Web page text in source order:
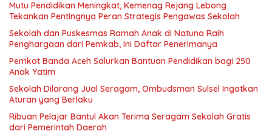
Mutu Pendidikan Meningkat, Kemenag Rejang Lebong
Tekankan Pentingnya Peran Strategis Pengawas Sekolah
Sekolah dan Puskesmas Ramah Anak di Natuna Raih
Penghargaan dari Pemkab, Ini Daftar Penerimanya
Pemkot Banda Aceh Salurkan Bantuan Pendidikan bagi 250
Anak Yatim
Sekolah Dilarang Jual Seragam, Ombudsman Sulsel Ingatkan
Aturan yang Berlaku
Ribuan Pelajar Bantul Akan Terima Seragam Sekolah Gratis
dari Pemerintah Daerah